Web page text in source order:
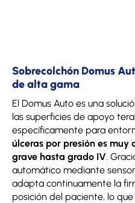
Sobrecolchón Domus
de alta gama
El Domus Auto es una
las superficies de apoyo
específicamente para
úlceras por presión es muy
grave hasta grado IV.
automático mediante
adapta continuamente la
posición del paciente, lo